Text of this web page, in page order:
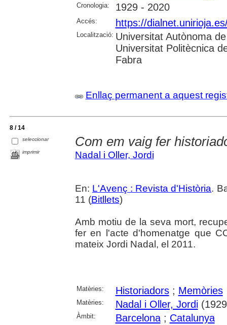
Cronologia: 1929 - 2020
Accés: https://
Localització: Universitat Autònoma
Universitat Politècnica
Fabra
Enllaç permanent a aquest
8 / 14
seleccionar
imprimir
Com em vaig fer
Nadal i Oller, Jordi
En: L'Avenç : Revista d'Història.
11 (Bitllets)
Amb motiu de la seva mort,
fer en l'acte d'homenatge que
mateix Jordi Nadal, el 2011.
Matèries: Historiadors; Memòries
Matèries: Nadal i Oller, Jordi
Àmbit: Barcelona; Catalunya